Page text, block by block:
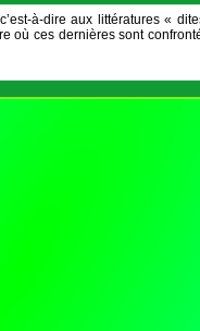
à-dire aux littératures «
où ces dernières sont